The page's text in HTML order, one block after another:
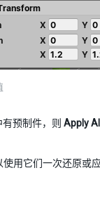
预制件，则 Apply All
使用它们一次还原或